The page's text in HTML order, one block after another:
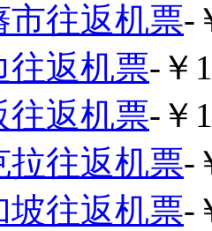
市往返机票-
往返机票-￥
往返机票-￥
拉往返机票-
坡往返机票-